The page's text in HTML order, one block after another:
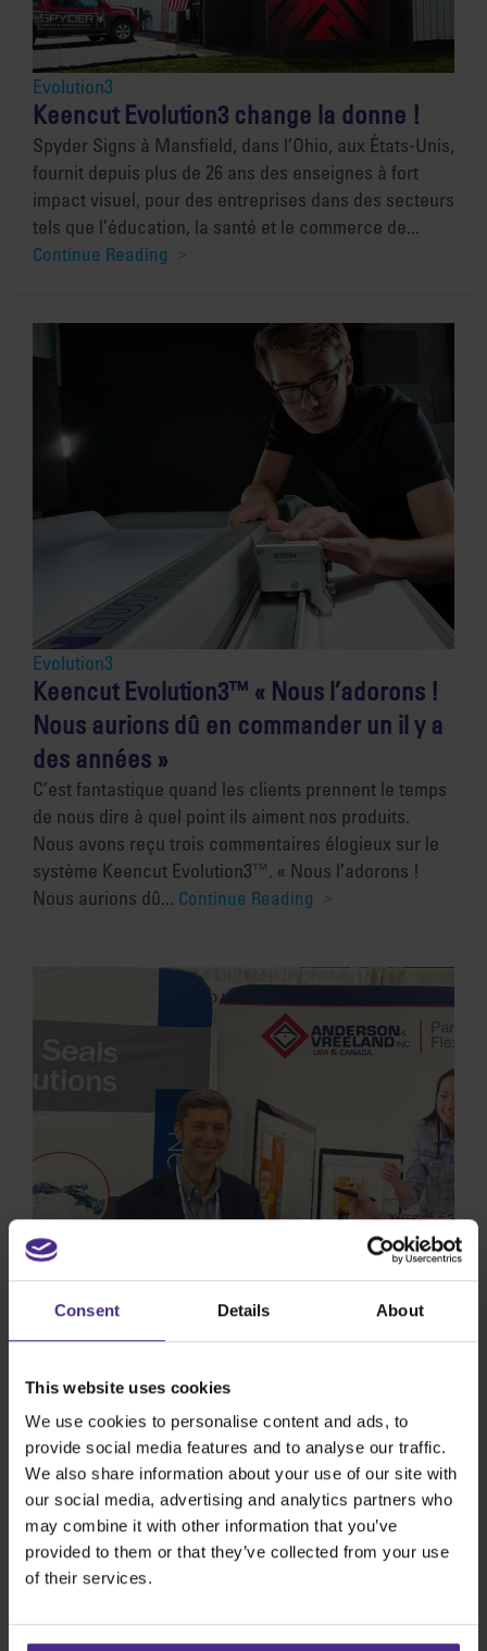
Consent Details About
This website uses cookies
We use cookies to personalise content and ads, to
provide social media features and to analyse our traffic.
We also share information about your use of our site with
our social media, advertising and analytics partners who
may combine it with other information that you’ve
provided to them or that they’ve collected from your use
of their services.
Evolution3
Keencut Evolution3 change la donne !
Spyder Signs à Mansfield, dans l’Ohio, aux États-Unis,
fournit depuis plus de 26 ans des enseignes à fort
impact visuel, pour des entreprises dans des secteurs
tels que l’éducation, la santé et le commerce de...
Continue Reading
Evolution3
Keencut Evolution3™ « Nous l’adorons !
Nous aurions dû en commander un il y a
des années »
C’est fantastique quand les clients prennent le temps
de nous dire à quel point ils aiment nos produits.
Nous avons reçu trois commentaires élogieux sur le
système Keencut Evolution3™. « Nous l’adorons !
Nous aurions dû... Continue Reading
Keencut
« Nous recommandons le Flexo Plate
allons ! »
Anderson & Vreeland Inc. fournit des services à
l’industrie de l’impression flexographique depuis 60
ans. En tant que premier fournisseur de solutions
d’impression flexographique et numérique
d’Amérique du Nord, nous avons voulu connaître
leur... Continue Reading